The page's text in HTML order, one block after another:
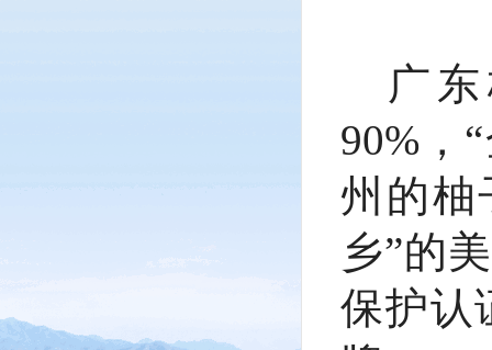
广
90%，
州的柚
乡”的
保护认